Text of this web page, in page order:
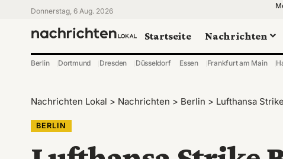
Donnerstag, 6 Aug. 2026
Startseite Nachrichten
Berlin Dortmund Dresden Düsseldorf Essen Frankfurt am Main
Nachrichten Lokal > Nachrichten > Berlin > Lufthansa
BERLIN